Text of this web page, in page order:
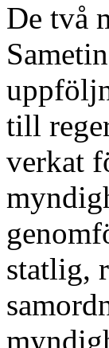
De två
till
verkat
statlig,